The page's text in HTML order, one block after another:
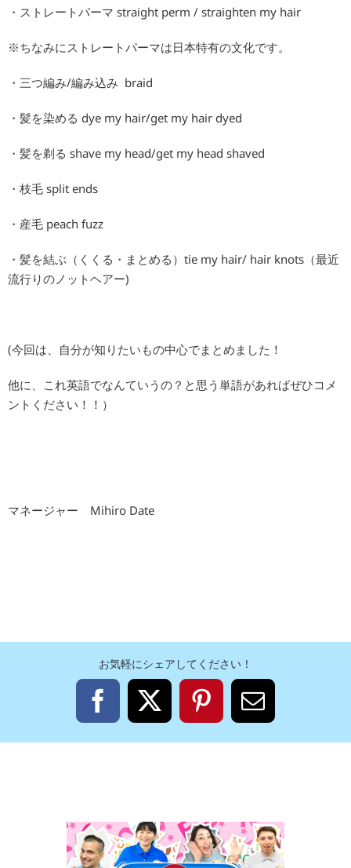
・ストレートパーマ straight perm / straighten my hair
※ちなみにストレートパーマは日本特有の文化です。
・三つ編み/編み込み braid
・髪を染める dye my hair/get my hair dyed
・髪を剃る shave my head/get my head shaved
・枝毛 split ends
・産毛 peach fuzz
・髪を結ぶ（くくる・まとめる）tie my hair/ hair knots（最近
流行りのノットヘアー)
(今回は、自分が知りたいもの中心でまとめました！
他に、これ英語でなんていうの？と思う単語があればぜひコメ
ントください！！）
マネージャー Mihiro Date
お気軽にシェアしてください！
Facebook
X Pinterest
電